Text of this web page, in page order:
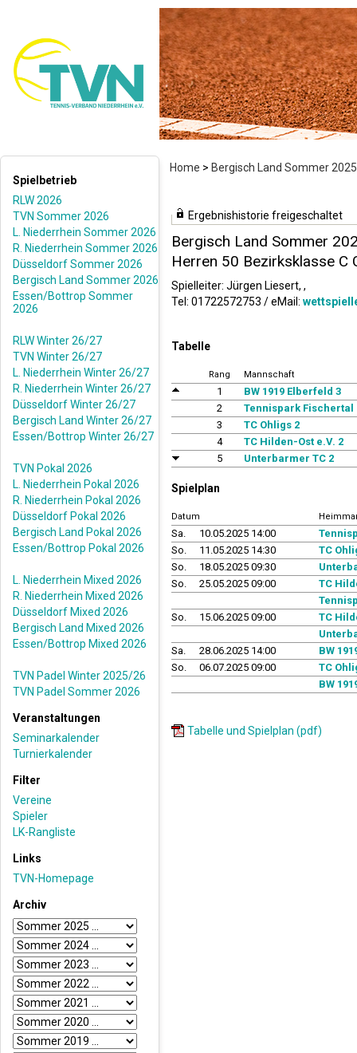
Home > Bergisch Land Sommer 2025
Spielbetrieb
RLW 2026
TVN Sommer 2026
L. Niederrhein Sommer 2026
R. Niederrhein Sommer 2026
Düsseldorf Sommer 2026
Bergisch Land Sommer 2026
Essen/Bottrop Sommer
2026
RLW Winter 26/27
TVN Winter 26/27
L. Niederrhein Winter 26/27
R. Niederrhein Winter 26/27
Düsseldorf Winter 26/27
Bergisch Land Winter 26/27
Essen/Bottrop Winter 26/27
TVN Pokal 2026
L. Niederrhein Pokal 2026
R. Niederrhein Pokal 2026
Düsseldorf Pokal 2026
Bergisch Land Pokal 2026
Essen/Bottrop Pokal 2026
L. Niederrhein Mixed 2026
R. Niederrhein Mixed 2026
Düsseldorf Mixed 2026
Bergisch Land Mixed 2026
Essen/Bottrop Mixed 2026
TVN Padel Winter 2025/26
TVN Padel Sommer 2026
Veranstaltungen
Seminarkalender
Turnierkalender
Filter
Vereine
Spieler
LK-Rangliste
Links
TVN-Homepage
Archiv
Ergebnishistorie freigeschaltet
Bergisch Land Sommer
Herren 50 Bezirksklasse C
Spielleiter: Jürgen Liesert, ,
Tel: 01722572753 / eMail:
Tabelle
Rang Mannschaft
1
BW 1919 Elberfeld 3
2
Tennispark Fischertal
3
TC Ohligs 2
4
TC Hilden-Ost e.V. 2
5
Unterbarmer TC 2
Spielplan
Datum
Sa. 10.05.2025 14:00
So.
11.05.2025 14:30
TC
So.
18.05.2025 09:30
So.
25.05.2025 09:00
TC
So.
15.06.2025 09:00
TC
Sa.
28.06.2025 14:00
BW
So.
06.07.2025 09:00
TC
BW
Tabelle und Spielplan (pdf)